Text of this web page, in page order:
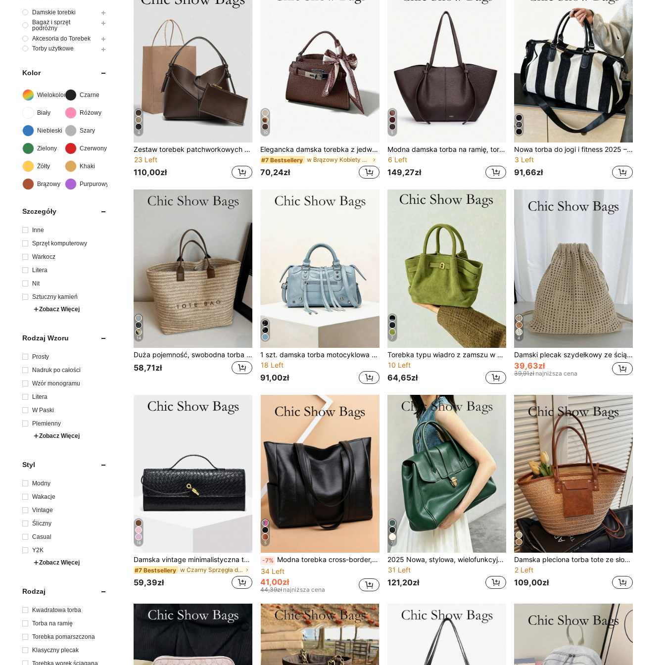
Damskie torebki
Bagaż i sprzęt
podróżny
Akcesoria do Torebek
Torby użytkowe
Kolor
Wielokolorowe Czarne
Biały Różowy
Niebieski Szary
Zielony Czerwony
Żółty Khaki
Brązowy Purpurowy
Szczegóły
Inne
Sprzęt komputerowy
Warkocz
Litera
Nit
Sztuczny kamień
Zobacz Więcej
Rodzaj Wzoru
Prosty
Nadruk po całości
Wzór monogramu
Litera
W Paski
Plemienny
Zobacz Więcej
Styl
Modny
Wakacje
Vintage
Śliczny
Casual
Y2K
Zobacz Więcej
Rodzaj
Kwadratowa torba
Torba na ramię
Torebka pomarszczona
Klasyczny plecak
4
Zestaw torebek patchworkowych w kształcie litery V dla matki i córki – modna damska torebka o minimalistycznym, ekskluzywnym charakterze. Wielofunkcyjna, vintage'owa torba na ramię/listonoszkę z długim paskiem, idealna do dojazdów do pracy.
23 Left
110,00zł
10
Elegancka damska torebka z jedwabnym szalikiem, minimalistyczna, zdobiona literami torebka na ramię z regulowanym paskiem, nowa, jesienna, modna torba dojazdowa z metalowymi okuciami, styl retro
#7 Bestsellery w Brązowy Kobiety Crossbody
70,24zł
5
Modna damska torba na ramię, torebka crossbody, edycja specjalna, elegancki design, duża pojemność, trwała, lekka, odpowiednia do pracy, podróży, biznesu i na różne okazje, zmieści kosmetyki
6 Left
149,27zł
Nowa torba do jogi i fitness 2025 – modna torba tote z cyrkoniami, duża pojemność, wielofunkcyjna torba podróżna. Elegancko zaprojektowana, idealna na podróże, ćwiczenia, fitness i wakacje, niezbędna także jako torba na wyjazd absolutorski, torba na przybory szkolne i wiele innych
3 Left
91,66zł
14
Duża pojemność, swobodna torba na wakacje ze słomy, minimalistyczna, elegancka torba na ramię dla kobiet
58,71zł
1 szt. damska torba motocyklowa typu pillow bag, nowa modna przenośna niebieska torba na ramię i crossbody 2025, styl premium, jakość eksportowa (instrukcja ododoryzowania: proszę umieścić w wentylowanym miejscu na 1-3 dni, aby zapach materiału ulotnił się)
18 Left
91,00zł
7
Torebka typu wiadro z zamszu w europejskim i amerykańskim stylu, z klamrą, damska na jesień/zimę, na zakupy, do pracy, na prezent na imprezę
10 Left
64,65zł
4
Damski plecak szydełkowy ze ściągaczem, dziergany plecak plażowy, casualowy boho plecak na lato, podróże i na co dzień, duża pojemność, plecak szkolny, na studia i kampus uniwersytecki
39,63zł
39,91zł najniższa cena
18
Damska vintage minimalistyczna torebka kopertowa z tkaną teksturą z angory, czerwona, z klapą na zatrzask, duża pojemność, torebka na ramię, odpowiednia na formalne okazje, do codziennego noszenia i na przyjęcia
#7 Bestsellery w Czarny Sprzęgła damskie
59,39zł
5
-7% Modna torebka cross-border, unisex, modna, z materiału PU, w jednolitym kolorze, minimalistyczna, wielofunkcyjna torba na ramię/pod pachę/z uchwytem u góry, odpowiednia na co dzień, do pracy, na zakupy, w podróż i na różne okazje
34 Left
41,00zł
44,39złnajniższa cena
7
2025 Nowa, stylowa, wielofunkcyjna, minimalistyczna, ekskluzywna torebka damska – duża pojemność na laptopa, swobodny, elegancki styl, odpowiednia do pracy, na zakupy, w podróż i w podróż służbową
31 Left
121,20zł
Damska pleciona torba tote ze słomy, duża torba na ramię ze słomy, jednolity kolor, dekoracja z plecionej słomy i sztucznej skóry, skórzana kieszeń i detale z nitów, duża pojemność, casualowy vintage styl boho, letnia torba na plażę/podróże/zakupy
2 Left
109,00zł